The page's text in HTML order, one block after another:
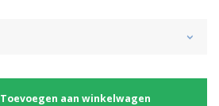
Toevoegen aan winkelwagen